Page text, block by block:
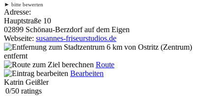
► bitte bewerten
Adresse:
Hauptstraße 10
02899 Schönau-Berzdorf auf dem Eigen
Webseite: susannes-friseurstudios.de
6 km von Ostritz (Zentrum)
entfernt
Route
Bearbeiten
Katrin Geißler
0/50 ratings